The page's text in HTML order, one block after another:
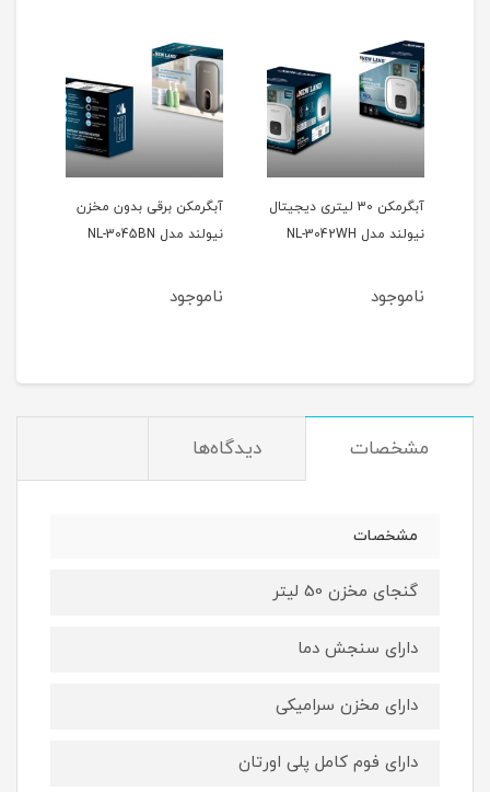
آبگرمکن 30 لیتری دیجیتال
نیولند مدل NL-3042WH
ناموجود
آبگرمکن برقی بدون مخزن
نیولند مدل NL-3045BN
ناموجود
مشخصات دیدگاه‌ها
مشخصات
گنجای مخزن 50 لیتر
دارای سنجش دما
دارای مخزن سرامیکی
دارای فوم کامل پلی اورتان